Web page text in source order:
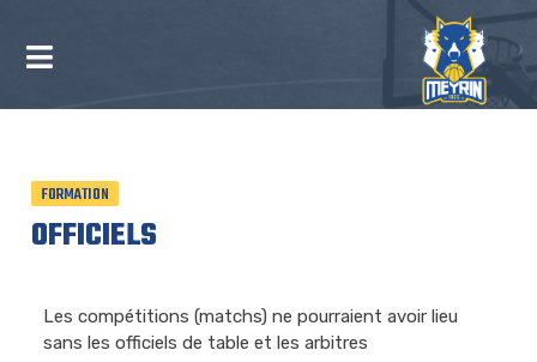
FORMATION
OFFICIELS
Les compétitions (matchs) ne pourraient avoir lieu
sans les officiels de table et les arbitres